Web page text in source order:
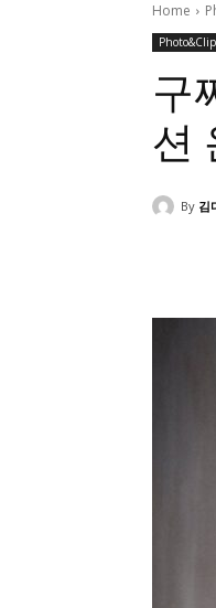
Home
Photo&Clip
구
션
By 김